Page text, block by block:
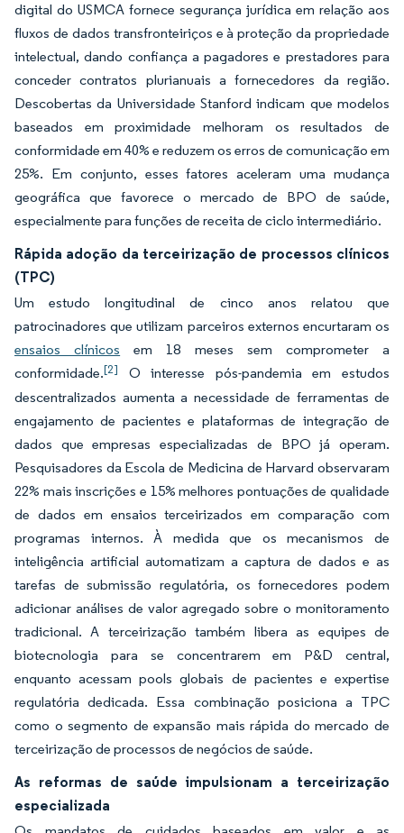
digital do USMCA fornece segurança jurídica em relação aos
fluxos de dados transfronteiriços e à proteção da propriedade
intelectual, dando confiança a pagadores e prestadores para
conceder contratos plurianuais a fornecedores da região.
Descobertas da Universidade Stanford indicam que modelos
baseados em proximidade melhoram os resultados de
conformidade em 40% e reduzem os erros de comunicação em
25%. Em conjunto, esses fatores aceleram uma mudança
geográfica que favorece o mercado de BPO de saúde,
especialmente para funções de receita de ciclo intermediário.
Rápida adoção da terceirização de processos clínicos
(TPC)
Um estudo longitudinal de cinco anos relatou que
patrocinadores que utilizam parceiros externos encurtaram os
ensaios clínicos em 18 meses sem comprometer a
conformidade.[2]
O interesse pós-pandemia em estudos
descentralizados aumenta a necessidade de ferramentas de
engajamento de pacientes e plataformas de integração de
dados que empresas especializadas de BPO já operam.
Pesquisadores da Escola de Medicina de Harvard observaram
22% mais inscrições e 15% melhores pontuações de qualidade
de dados em ensaios terceirizados em comparação com
programas internos. À medida que os mecanismos de
inteligência artificial automatizam a captura de dados e as
tarefas de submissão regulatória, os fornecedores podem
adicionar análises de valor agregado sobre o monitoramento
tradicional. A terceirização também libera as equipes de
biotecnologia para se concentrarem em P&D central,
enquanto acessam pools globais de pacientes e expertise
regulatória dedicada. Essa combinação posiciona a TPC
como o segmento de expansão mais rápida do mercado de
terceirização de processos de negócios de saúde.
As reformas de saúde impulsionam a terceirização
especializada